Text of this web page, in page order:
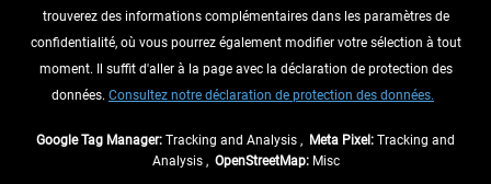
RENONCER AU CONTRAT ICI
INFORMATIONS
NE MANQUEZ PAS LES DERNIÈRES
trouverez des informations complémentaires dans les paramètres de
confidentialité, où vous pourrez également modifier votre sélection à tout
moment. Il suffit d'aller à la page avec la déclaration de protection des
données. Consultez notre déclaration de protection des données.
Google Tag Manager: Tracking and Analysis , Meta Pixel: Tracking and
Analysis , OpenStreetMap:Misc